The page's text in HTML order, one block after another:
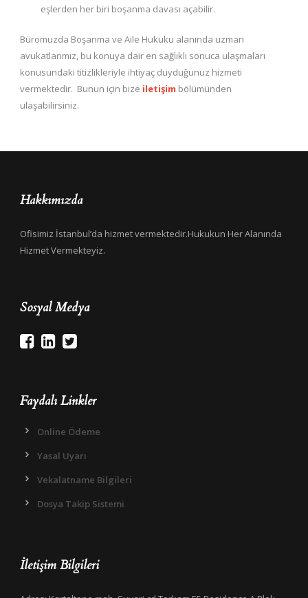
eşlerden her biri boşanma davası açabilir.
Büromuzda Boşanma ve Aile Hukuku alanında uzman
avukatlarımız, bu konuya dair en sağlıklı sonuca ulaşmaları
konusundaki titizlikleriyle ihtiyaç duyduğunuz hizmeti
vermektedir. Bunun için bize iletişim bölümünden
ulaşabilirsiniz.
Hakkımızda
Ofisimiz İstanbul’da hizmet vermektedir.Hukukun Her Alanında
Hizmet Vermekteyiz.
Sosyal Medya
Faydalı Linkler
Online Ödeme
Yasal Uyarı
Vekalatname Bilgileri
Dosya Takip Sistemi
İletişim Bilgileri